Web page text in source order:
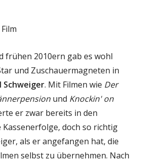
frühen 2010ern gab es wohl
und Zuschauermagneten in
Schweiger. Mit Filmen wie Der
und Knockin' on
er zwar bereits in den
doch so richtig
als er angefangen hat, die
selbst zu übernehmen. Nach